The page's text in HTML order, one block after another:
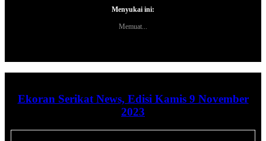
Menyukai ini:
Memuat...
Ekoran Serikat News, Edisi Kamis 9 November
2023